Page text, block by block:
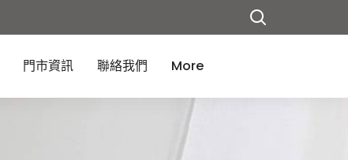
門市資訊 聯絡我們 More